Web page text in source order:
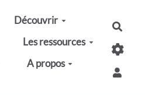
Découvrir
Les ressources
A propos